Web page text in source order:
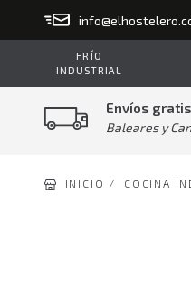
FRÍO
INDUSTRIAL
Envíos
Baleares y
INICIO / COCINA